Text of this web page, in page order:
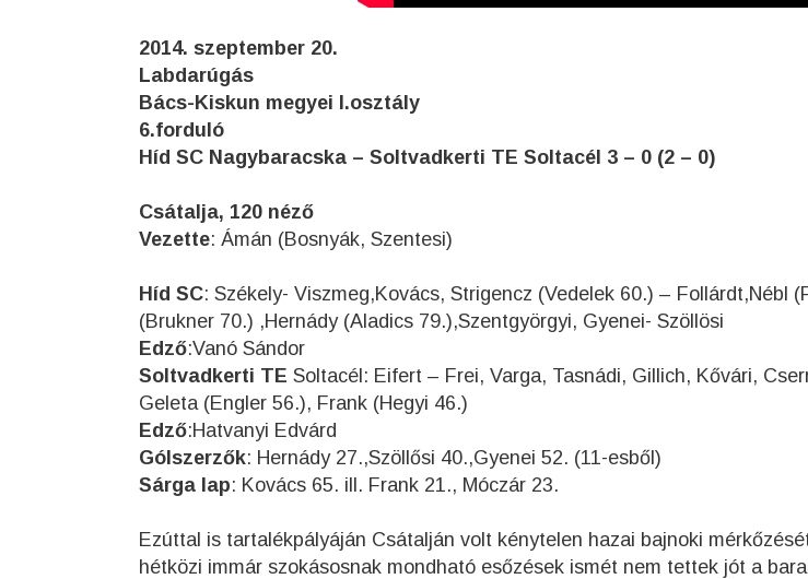
2014. szeptember 20.
Labdarúgás
Bács-Kiskun megyei I.osztály
6.forduló
Híd SC Nagybaracska – Soltvadkerti TE Soltacél 3 – 0 (2 – 0)
Csátalja, 120 néző
Vezette: Ámán (Bosnyák, Szentesi)
Híd SC: Székely- Viszmeg,Kovács, Strigencz (Vedelek 60.) – Follárdt,Nébl
(Brukner 70.) ,Hernády (Aladics 79.),Szentgyörgyi, Gyenei- Szöllösi
Edző:Vanó Sándor
Soltvadkerti TE Soltacél: Eifert – Frei, Varga, Tasnádi, Gillich, Kővári,
Geleta (Engler 56.), Frank (Hegyi 46.)
Edző:Hatvanyi Edvárd
Gólszerzők: Hernády 27.,Szöllősi 40.,Gyenei 52. (11-esből)
Sárga lap: Kovács 65. ill. Frank 21., Móczár 23.
Ezúttal is tartalékpályáján Csátalján volt kénytelen hazai bajnoki
hétközi immár szokásosnak mondható esőzések ismét nem tettek jót a